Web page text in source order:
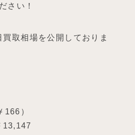
さい！
取相場を公開しておりま
166）
13,147